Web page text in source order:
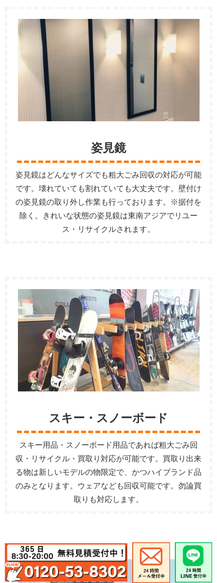
姿見鏡
姿見鏡はどんなサイズでも粗大ごみ回収の対応が可能
です。壊れていても割れていても大丈夫です。壁付け
の姿見鏡の取り外し作業も行っております。※据付を
除く。きれいな状態の姿見鏡は東南アジアでリユー
ス・リサイクルされます。
スキー・スノーボード
スキー用品・スノーボード用品であれば粗大ごみ回
収・リサイクル・買取り対応が可能です。買取り出来
る物は新しいモデルの物限定で、かつハイブランド品
のみとなります。ウェアなども回収可能です。勿論買
取りも対応します。